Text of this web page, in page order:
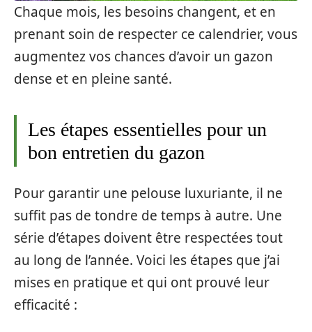
Chaque mois, les besoins changent, et en
prenant soin de respecter ce calendrier, vous
augmentez vos chances d’avoir un gazon
dense et en pleine santé.
Les étapes essentielles pour un
bon entretien du gazon
Pour garantir une pelouse luxuriante, il ne
suffit pas de tondre de temps à autre. Une
série d’étapes doivent être respectées tout
au long de l’année. Voici les étapes que j’ai
mises en pratique et qui ont prouvé leur
efficacité :